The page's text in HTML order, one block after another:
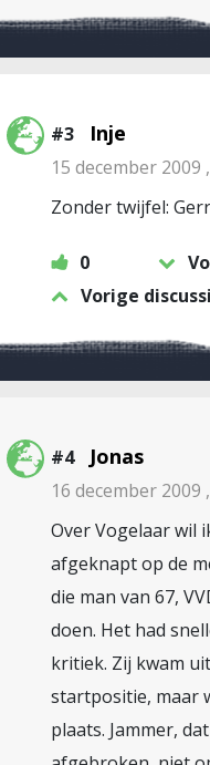
#3 Inje
15 december 2009
Zonder twijfel:
0
Vorige
#4 Jonas
16 december 2009
Over Vogelaar wil
afgeknapt op de
die man van 67,
doen. Het had
kritiek. Zij kwam
startpositie, maar
plaats. Jammer,